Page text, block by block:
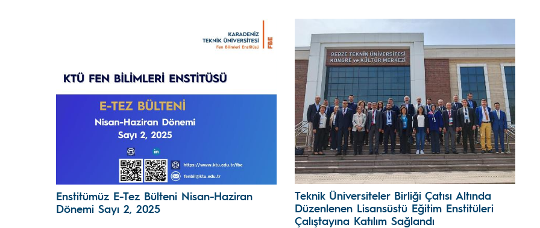
Enstitümüz E-Tez Bülteni Nisan-Haziran
Dönemi Sayı 2, 2025
Teknik Üniversiteler Birliği Çatısı Altında
Düzenlenen Lisansüstü Eğitim Enstitüleri
Çalıştayına Katılım Sağlandı